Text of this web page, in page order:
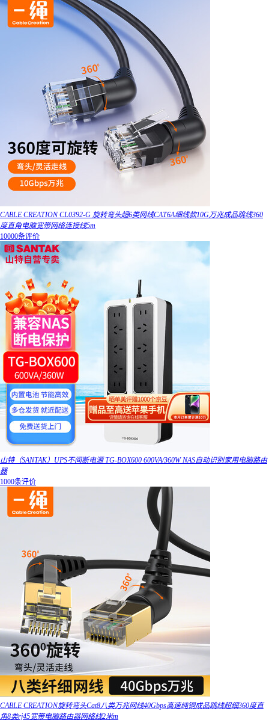
CABLE CREATION CL0392-G 旋转弯头超6类网线CAT6A细线款10G万兆成品跳线360
度直角电脑宽带网络连接线5m
10000条评价
山特（SANTAK）UPS不间断电源 TG-BOX600 600VA/360W NAS自动识别家用电脑路由
器
1000条评价
CABLE CREATION旋转弯头Cat8八类万兆网线40Gbps高速纯铜成品跳线超细360度直
角8类rj45宽带电脑路由器网络线2米m